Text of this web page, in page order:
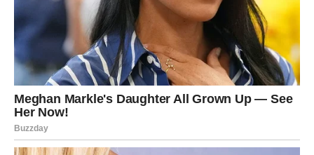
Zato je pravilo jasno:
rižu ostavite da mirno kuha ispod
poklopca dok ne upije svu tečnost . Kada nakon 15–20
minuta otvorite lonac, dobićete savršeno skuhanu rižu
koja nije ni zagorjela ni sljepljena.
5. Dodaci i začini za savršenu